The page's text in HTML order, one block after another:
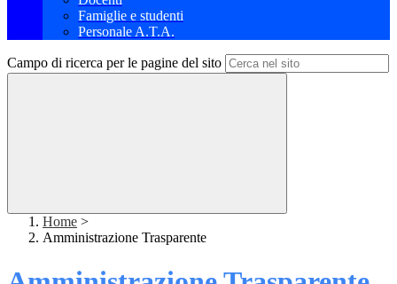
Famiglie e studenti
Personale A.T.A.
Campo di ricerca per le pagine del sito
Home >
Amministrazione Trasparente